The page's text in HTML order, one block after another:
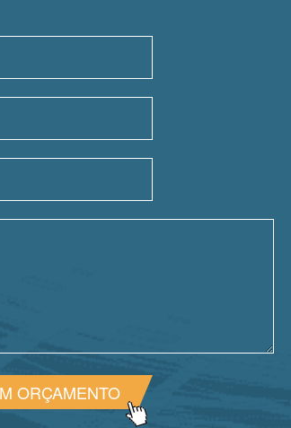
ORÇAMENTO